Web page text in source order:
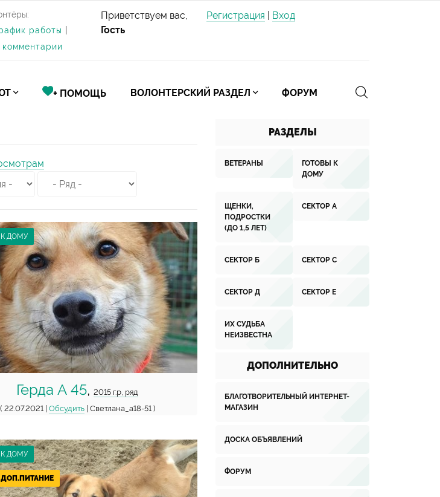
работы
Приветствуем вас,
Гость
Регистрация Вход
+ ПОМОЩЬ ВОЛОНТЕРСКИЙ РАЗДЕЛ ФОРУМ
ДОМУ
Герда А 45,2015 г.р, ряд
( 22.07.2021 | Обсудить| Светлана_а18-51 )
ДОМУ
РАЗДЕЛЫ
ВЕТЕРАНЫ
ГОТОВЫ К
ДОМУ
ЩЕНКИ,
ПОДРОСТКИ
(ДО 1,5 ЛЕТ)
СЕКТОР А
СЕКТОР Б СЕКТОР С
СЕКТОР Д СЕКТОР Е
ИХ СУДЬБА
НЕИЗВЕСТНА
ДОПОЛНИТЕЛЬНО
БЛАГОТВОРИТЕЛЬНЫЙ ИНТЕРНЕТ-
МАГАЗИН
ДОСКА ОБЪЯВЛЕНИЙ
ФОРУМ